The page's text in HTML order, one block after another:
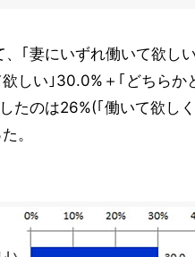
｢妻にいずれ働いて欲し
しい｣30.0%＋｢どちら
たのは26%(｢働いて欲し
。